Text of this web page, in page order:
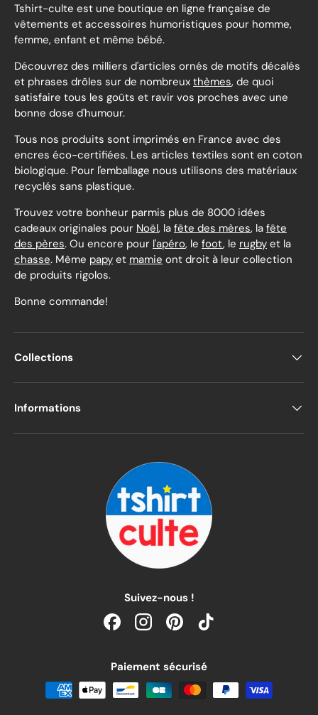
Tshirt-culte est une boutique en ligne française de
vêtements et accessoires humoristiques pour homme,
femme, enfant et même bébé.
Découvrez des milliers d'articles ornés de motifs décalés
et phrases drôles sur de nombreux thèmes, de quoi
satisfaire tous les goûts et ravir vos proches avec une
bonne dose d'humour.
Tous nos produits sont imprimés en France avec des
encres éco-certifiées. Les articles textiles sont en coton
biologique. Pour l'emballage nous utilisons des matériaux
recyclés sans plastique.
Trouvez votre bonheur parmis plus de 8000 idées
cadeaux originales pour Noël, la fête des mères, la fête
des pères. Ou encore pour l'apéro, le foot, le rugby et la
chasse. Même papy et mamie ont droit à leur collection
de produits rigolos.
Bonne commande!
Collections
Informations
Suivez-nous !
FacebookInstagramPinterestTikTok
Paiement sécurisé